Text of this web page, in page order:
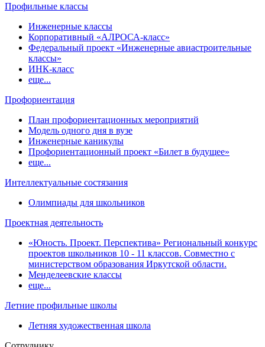
Профильные классы
Инженерные классы
Корпоративный «АЛРОСА-класс»
Федеральный проект «Инженерные авиастроительные
классы»
ИНК-класс
еще...
Профориентация
План профориентационных мероприятий
Модель одного дня в вузе
Инженерные каникулы
Профориентационный проект «Билет в будущее»
еще...
Интеллектуальные состязания
Олимпиады для школьников
Проектная деятельность
«Юность. Проект. Перспектива» Региональный конкурс
проектов школьников 10 - 11 классов. Совместно с
министерством образования Иркутской области.
Менделеевские классы
еще...
Летние профильные школы
Летняя художественная школа